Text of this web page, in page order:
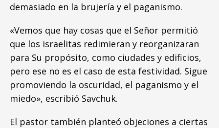
demasiado en la brujería y el paganismo.
«Vemos que hay cosas que el Señor permitió
que los israelitas redimieran y reorganizaran
para Su propósito, como ciudades y edificios,
pero ese no es el caso de esta festividad. Sigue
promoviendo la oscuridad, el paganismo y el
miedo», escribió Savchuk.
El pastor también planteó objeciones a ciertas